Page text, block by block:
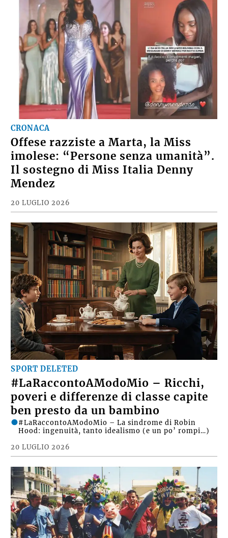
CRONACA
Offese razziste a Marta, la Miss
imolese: “Persone senza umanità”.
Il sostegno di Miss Italia Denny
Mendez
20 LUGLIO 2026
SPORT DELETED
#LaRaccontoAModoMio – Ricchi,
poveri e differenze di classe capite
ben presto da un bambino
20 LUGLIO 2026
#LaRaccontoAModoMio – La sindrome di Robin
Hood: ingenuità, tanto idealismo (e un po’ rompi…)